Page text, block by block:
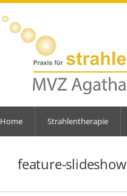
Home Strahlentherapie
feature-slideshow